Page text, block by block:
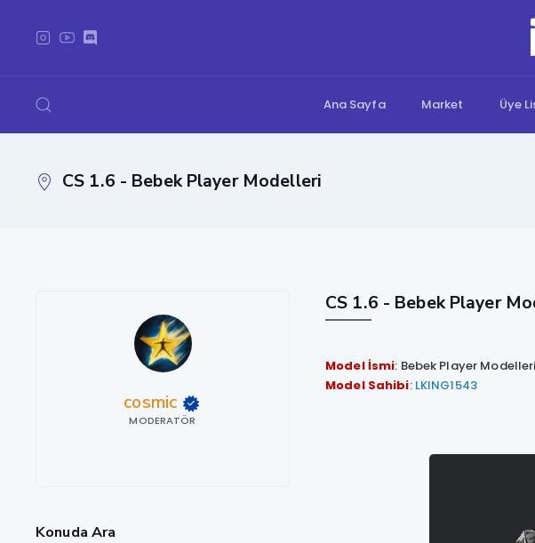
Ana Sayfa Market Üye
CS 1.6 - Bebek Player Modelleri
CS 1.6 - Bebek Player
Model İsmi: Bebek Player Modelleri
Model Sahibi: LKING1543
cosmic
MODERATÖR
Konuda Ara